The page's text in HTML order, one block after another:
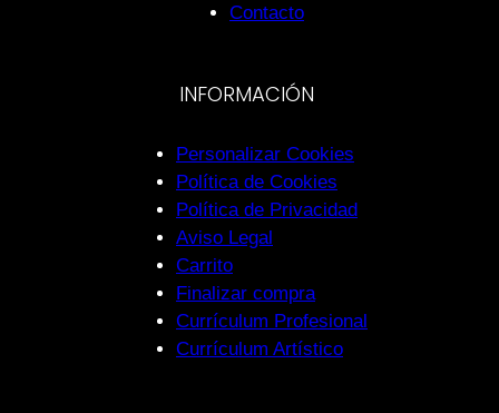
Contacto
INFORMACIÓN
Personalizar Cookies
Política de Cookies
Política de Privacidad
Aviso Legal
Carrito
Finalizar compra
Currículum Profesional
Currículum Artístico